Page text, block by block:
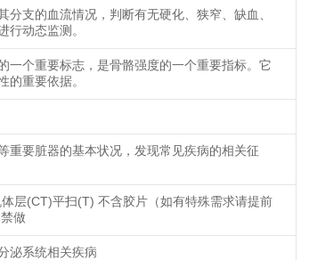
支的血流情况，判断有无硬化、狭窄、缺血、
行动态监测。
一个重要标志，是骨骼强度的一个重要指标。它
的重要依据。
重要脏器的基本状况，发现常见疾病的相关征
层(CT)平扫(T) 不含胶片（如有特殊需求请提前
做
泌系统相关疾病